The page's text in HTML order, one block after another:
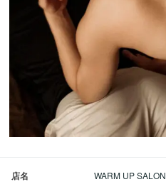
店名 WARM UP SALON